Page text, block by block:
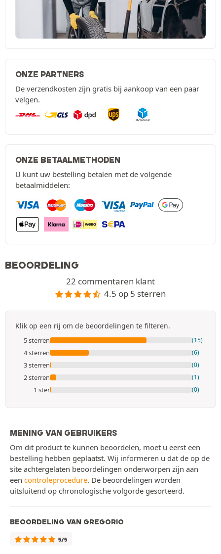
ONZE PARTNERS
De verzendkosten zijn gratis bij aankoop van een paar
velgen.
ONZE BETAALMETHODEN
U kunt uw bestelling betalen met de volgende
betaalmiddelen:
BEOORDELING
22 commentaren klant
4.5 op 5 sterren
Klik op een rij om de beoordelingen te filteren.
5 sterren (15)
4 sterren (6)
3 sterren (0)
2 sterren (1)
1 ster (0)
MENING VAN GEBRUIKERS
Om dit product te kunnen beoordelen, moet u eerst een
bestelling hebben geplaatst. Wij informeren u dat de op de
site achtergelaten beoordelingen onderworpen zijn aan
een controleprocedure. De beoordelingen worden
uitsluitend op chronologische volgorde gesorteerd.
BEOORDELING VAN GREGORIO
5/5